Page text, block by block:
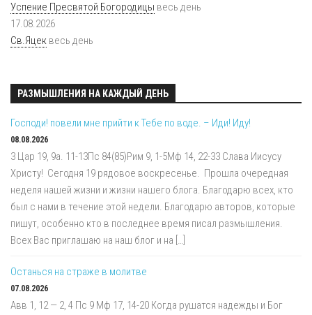
Успение Пресвятой Богородицы весь день
17.08.2026
Св.Яцек весь день
РАЗМЫШЛЕНИЯ НА КАЖДЫЙ ДЕНЬ
Господи! повели мне прийти к Тебе по воде. – Иди! Иду!
08.08.2026
3 Цар 19, 9a. 11-13Пс 84(85)Рим 9, 1-5Мф 14, 22-33 Слава Иисусу
Христу! Сегодня 19 рядовое воскресенье. Прошла очередная
неделя нашей жизни и жизни нашего блога. Благодарю всех, кто
был с нами в течение этой недели. Благодарю авторов, которые
пишут, особенно кто в последнее время писал размышления.
Всех Вас приглашаю на наш блог и на […]
Останься на страже в молитве
07.08.2026
Авв 1, 12 — 2, 4 Пс 9 Мф 17, 14-20 Когда рушатся надежды и Бог